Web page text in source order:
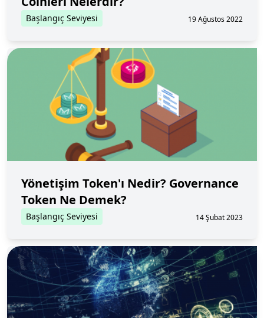
Başlangıç Seviyesi 19 Ağustos 2022
Yönetişim Token'ı Nedir? Governance
Token Ne Demek?
Başlangıç Seviyesi 14 Şubat 2023